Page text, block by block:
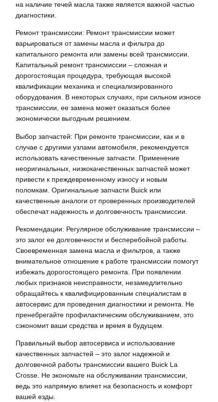
на наличие течей масла также является важной частью
диагностики.
Ремонт трансмиссии: Ремонт трансмиссии может
варьироваться от замены масла и фильтра до
капитального ремонта или замены всей трансмиссии.
Капитальный ремонт трансмиссии – сложная и
дорогостоящая процедура, требующая высокой
квалификации механика и специализированного
оборудования. В некоторых случаях, при сильном износе
трансмиссии, ее замена может оказаться более
экономически выгодным решением.
Выбор запчастей: При ремонте трансмиссии, как и в
случае с другими узлами автомобиля, рекомендуется
использовать качественные запчасти. Применение
неоригинальных, низкокачественных запчастей может
привести к преждевременному износу и новым
поломкам. Оригинальные запчасти Buick или
качественные аналоги от проверенных производителей
обеспечат надежность и долговечность трансмиссии.
Рекомендации: Регулярное обслуживание трансмиссии –
это залог ее долговечности и бесперебойной работы.
Своевременная замена масла и фильтров, а также
внимательное отношение к работе трансмиссии помогут
избежать дорогостоящего ремонта. При появлении
любых признаков неисправности, незамедлительно
обращайтесь к квалифицированным специалистам в
автосервис для проведения диагностики и ремонта. Не
пренебрегайте профилактическим обслуживанием, это
сэкономит ваши средства и время в будущем.
Правильный выбор автосервиса и использование
качественных запчастей – это залог надежной и
долговечной работы трансмиссии вашего Buick La
Crosse. Не экономьте на обслуживании трансмиссии,
ведь это напрямую влияет на безопасность и комфорт
вашей езды.